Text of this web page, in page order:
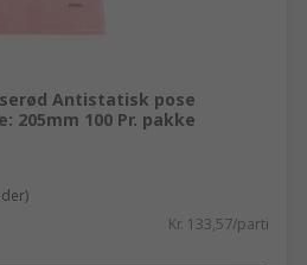
Antistatisk pose
205mm 100 Pr. pakke
Kr. 133,57/parti